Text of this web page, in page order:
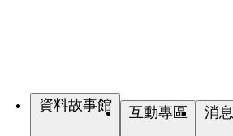
資料故事館